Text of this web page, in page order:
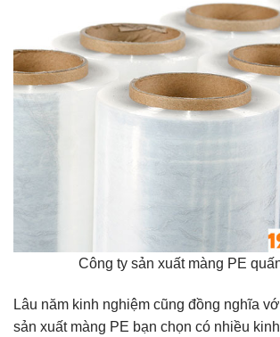
Công ty sản xuất màng PE
Lâu năm kinh nghiệm cũng đồng nghĩa
sản xuất màng PE bạn chọn có nhiều